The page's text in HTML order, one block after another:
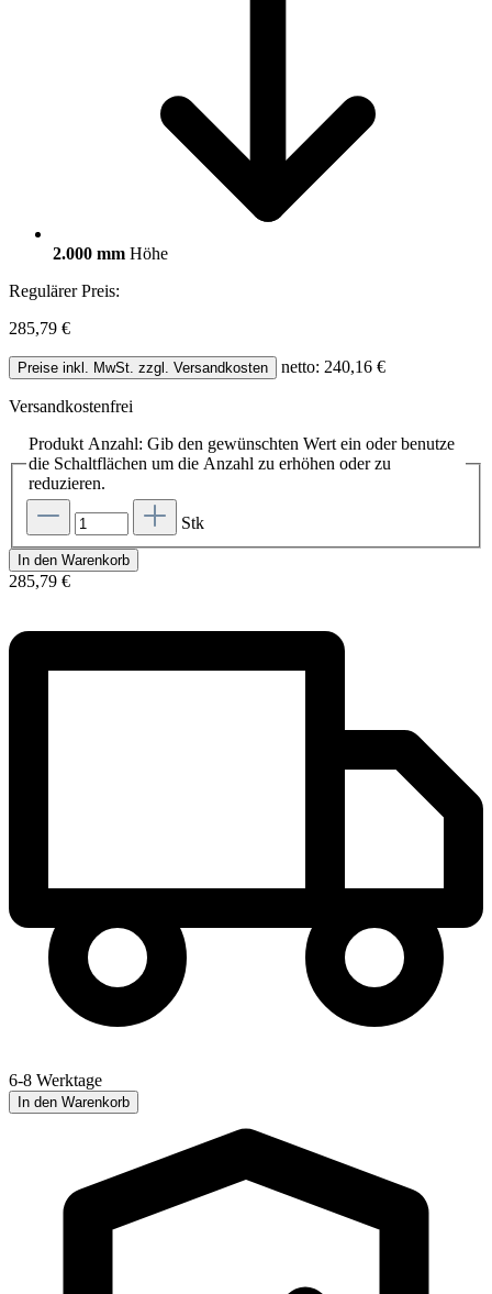
2.000 mm Höhe
Regulärer Preis:
285,79 €
Preise inkl. MwSt. zzgl. Versandkosten netto: 240,16 €
Versandkostenfrei
Produkt Anzahl: Gib den gewünschten Wert ein oder benutze
die Schaltflächen um die Anzahl zu erhöhen oder zu
reduzieren.
Stk
In den Warenkorb
285,79 €
6-8 Werktage
In den Warenkorb